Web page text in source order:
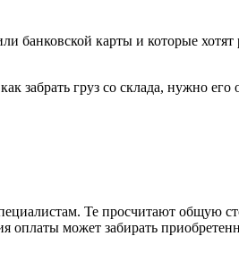
банковской карты и которые хотят
забрать груз со склада, нужно его
Те просчитают общую
может забирать